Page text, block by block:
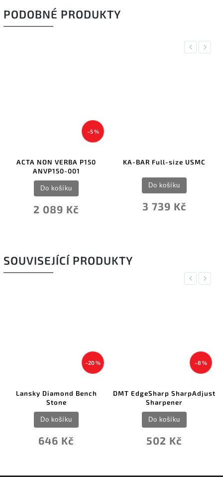
PODOBNÉ PRODUKTY
Previous
NON VERBA P150
ANVP150-001
2 089 Kč
KA-BAR Full-size USMC
3 739 Kč
Next
SOUVISEJÍCÍ PRODUKTY
Previous
–20 %
Lansky Diamond Bench
Stone
646 Kč
Do košíku
–8 %
DMT EdgeSharp SharpAdjust
Sharpener
502 Kč
Do košíku
Next